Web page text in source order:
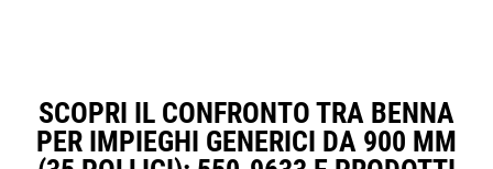
SCOPRI IL CONFRONTO TRA BENNA
PER IMPIEGHI GENERICI DA 900 MM